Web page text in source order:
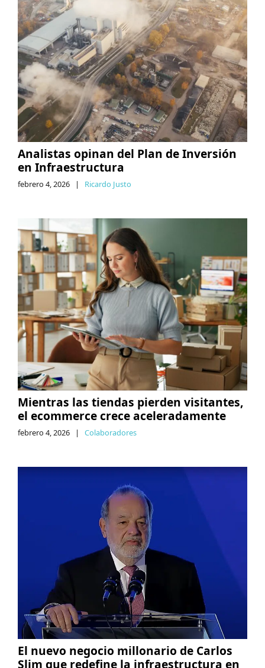
Analistas opinan del Plan de Inversión
en Infraestructura
febrero 4, 2026 | Ricardo Justo
Mientras las tiendas pierden visitantes,
el ecommerce crece aceleradamente
febrero 4, 2026 | Colaboradores
El nuevo negocio millonario de Carlos
Slim que redefine la infraestructura en